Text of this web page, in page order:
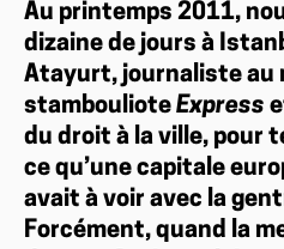
Au printemps 2011,
dizaine de jours à
Atayurt, journaliste au
stambouliote Express
du droit à la ville, pour
ce qu’une capitale
avait à voir avec la
Forcément, quand la